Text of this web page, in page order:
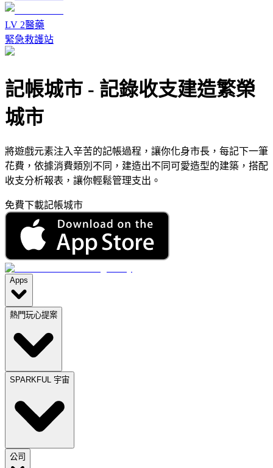
LV 2醫藥
緊急救護站
記帳城市 - 記錄收支建造繁榮
城市
將遊戲元素注入辛苦的記帳過程，讓你化身市長，每記下一筆
花費，依據消費類別不同，建造出不同可愛造型的建築，搭配
收支分析報表，讓你輕鬆管理支出。
免費下載記帳城市
Apps
熱門玩心提案
SPARKFUL 宇宙
公司